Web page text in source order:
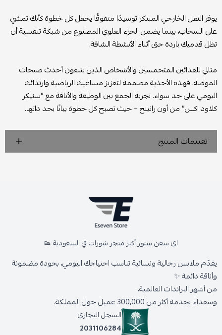
يوفر النعل الخارجي المبتكر توسيدًا متفوقًا يجعل كل خطوة كأنك تمشي
على السحاب، بينما يضمن الجزء العلوي المصنوع من شبكة تنفسية أن
تظل قدميك باردة حتى أثناء الأنشطة الشاقة.
مثالي للعدائين المتحمسين والأشخاص الذين يتبعون أحدث صيحات
الموضة، فهذه الأحذية مصممة لتعزيز مساعيك الرياضية وارتدائك
اليومي على حد سواء. تجربة الجمع بين الوظيفة والأناقة مع “سنيكر
كلاود اكس” من أون رانينج – حيث تصبح كل خطوة بيانًا بحد ذاتها.
تقييمات المنتج
اي سفن ستور أكبر متجر شوزات في السعودية 👟
يقدّم ملابس رجالية ونسائية تناسب احتياجك اليومي، بجودة مضمونة
وأناقة دائمة ✨
من أشهر البراندات العالمية،
وسعداء بخدمة أكثر من 300,000 عميل حول المملكة.
السجل التجاري
2031106284